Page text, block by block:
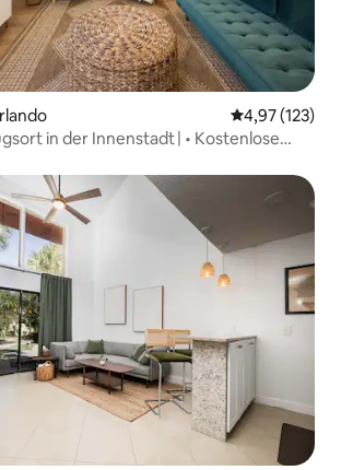
4,97 (123)
in der Innenstadt | • Kostenlose